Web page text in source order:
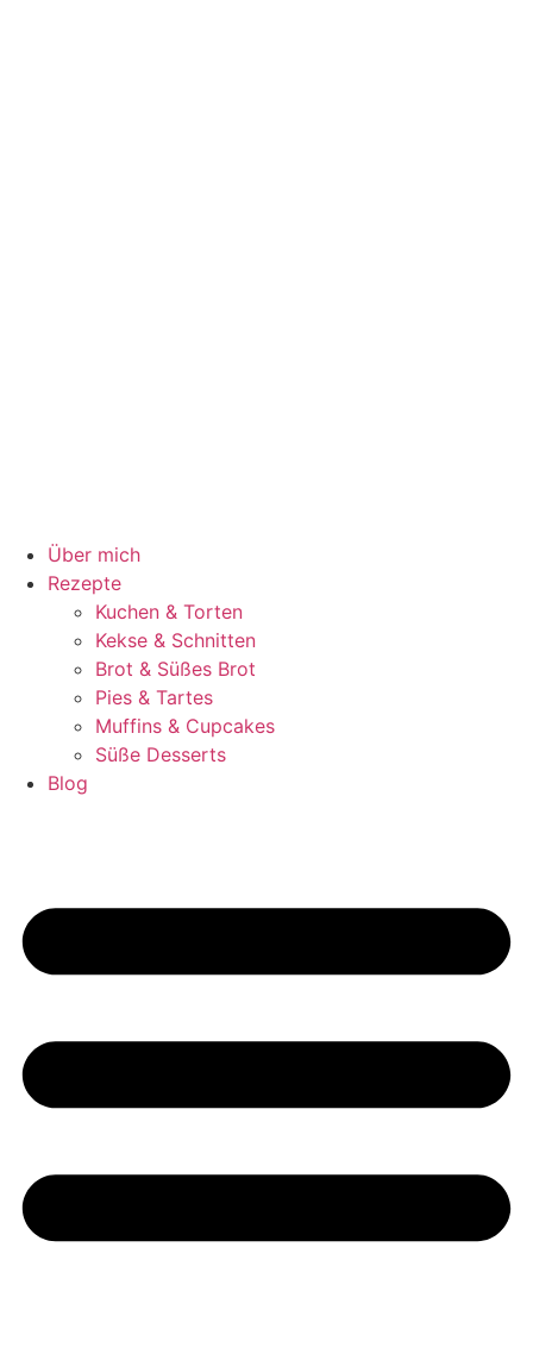
Über mich
Rezepte
Kuchen & Torten
Kekse & Schnitten
Brot & Süßes Brot
Pies & Tartes
Muffins & Cupcakes
Süße Desserts
Blog